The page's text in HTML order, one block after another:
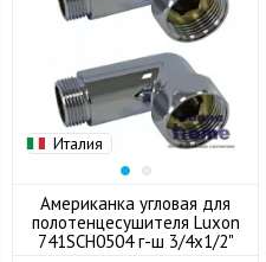
Италия
Американка угловая для
полотенцесушителя Luxon
741SCH0504 г-ш 3/4x1/2"